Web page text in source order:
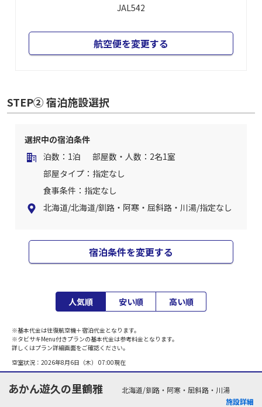
JAL542
航空便を変更する
STEP② 宿泊施設選択
選択中の宿泊条件
泊数：1泊
部屋数・人数：2名1室
部屋タイプ：指定なし
食事条件：指定なし
北海道/北海道/釧路・阿寒・屈斜路・川湯/指定なし
宿泊条件を変更する
人気順 安い順 高い順
※基本代金は往復航空機＋宿泊代金となります。
※タビサキMenu付きプランの基本代金は参考料金となります。
詳しくはプラン詳細画面をご確認ください。
空室状況： 2026年8月6日（木） 07:00現在
あかん遊久の里鶴雅
北海道/釧路・阿寒・屈斜路・川湯
施設詳細